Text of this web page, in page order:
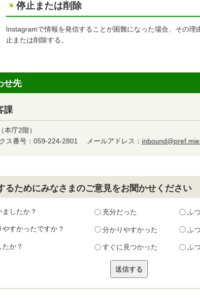
停止または削除
Instagramで情報を発信することが困難になった場合、その
止または削除する。
せ先
課
庁2階）
ス番号：059-224-2801 メールアドレス：
るためにみなさまのご意見をお聞かせください
したか？ 充分だった ふ
すかったですか？ 分かりやすかった ふ
か？ すぐに見つかった ふ